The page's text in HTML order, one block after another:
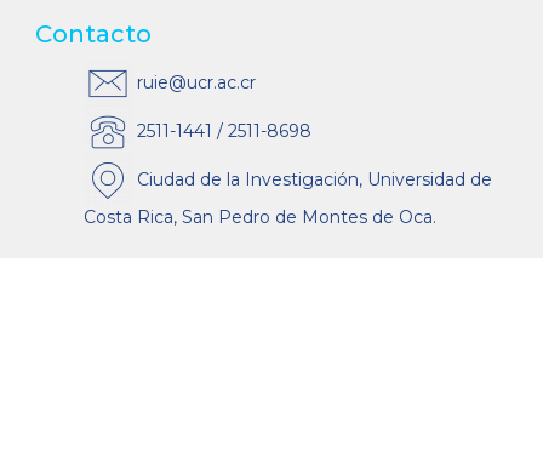
Contacto
ruie@ucr.ac.cr
2511-1441 / 2511-8698
Ciudad de la Investigación, Universidad de
Costa Rica, San Pedro de Montes de Oca.